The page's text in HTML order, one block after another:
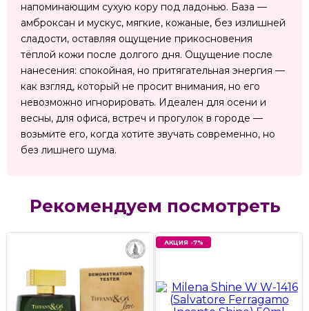
напоминающим сухую кору под ладонью. База —
амброксан и мускус, мягкие, кожаные, без излишней
сладости, оставляя ощущение прикосновения
тёплой кожи после долгого дня. Ощущение после
нанесения: спокойная, но притягательная энергия —
как взгляд, который не просит внимания, но его
невозможно игнорировать. Идеален для осени и
весны, для офиса, встреч и прогулок в городе —
возьмите его, когда хотите звучать современно, но
без лишнего шума.
Рекомендуем посмотреть
АКЦИЯ -7%